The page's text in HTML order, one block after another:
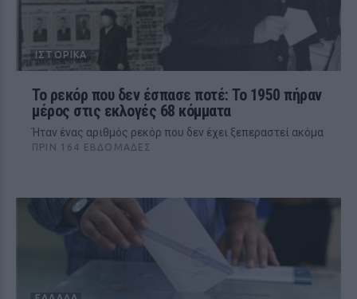
ΙΣΤΟΡΙΚΆ
Το ρεκόρ που δεν έσπασε ποτέ: Το 1950 πήραν
μέρος στις εκλογές 68 κόμματα
Ήταν ένας αριθμός ρεκόρ που δεν έχει ξεπεραστεί ακόμα
ΠΡΙΝ 164 ΕΒΔΟΜΆΔΕΣ